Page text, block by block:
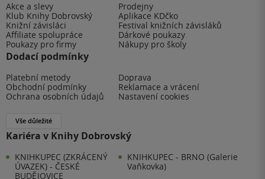
Akce a slevy
Prodejny
Klub Knihy Dobrovský
Aplikace KDčko
Knižní závisláci
Festival knižních závisláků
Affiliate spolupráce
Dárkové poukazy
Poukazy pro firmy
Nákupy pro školy
Dodací podmínky
Platební metody
Doprava
Obchodní podmínky
Reklamace a vrácení
Ochrana osobních údajů
Nastavení cookies
Vše důležité
Kariéra v Knihy Dobrovský
KNIHKUPEC (ZKRÁCENÝ
ÚVAZEK) - ČESKÉ
BUDĚJOVICE
KNIHKUPEC - BRNO (Galerie
Vaňkovka)